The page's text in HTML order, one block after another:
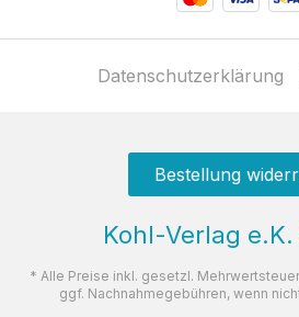
Datenschutzerklärung
Bestellung
Kohl-Verlag e.K.
* Alle Preise inkl. gesetzl.
ggf. Nachnahmegebühren, wenn